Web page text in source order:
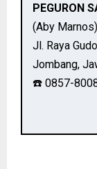
PEGURON
(Aby Marnos)
Jl. Raya
Jombang,
☎️ 0857-